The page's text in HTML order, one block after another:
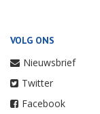
VOLG ONS
Nieuwsbrief
Twitter
Facebook